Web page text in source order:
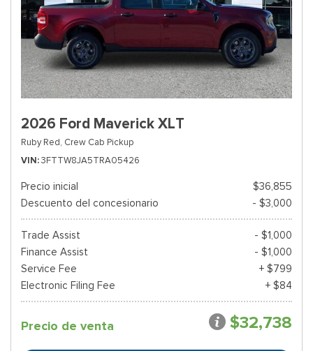
2026 Ford Maverick XLT
Ruby Red, Crew Cab Pickup
VIN 3FTTW8JA5TRA05426
Precio inicial
$36,855
Descuento del concesionario
- $3,000
Trade Assist
- $1,000
Finance Assist
- $1,000
Service Fee
+ $799
Electronic Filing Fee
+ $84
Precio de venta $32,738